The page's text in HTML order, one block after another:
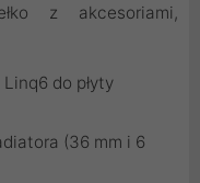
z akcesoriami,
do płyty
(36 mm i 6